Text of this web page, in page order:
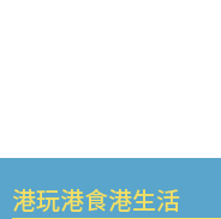
港玩港食港生活